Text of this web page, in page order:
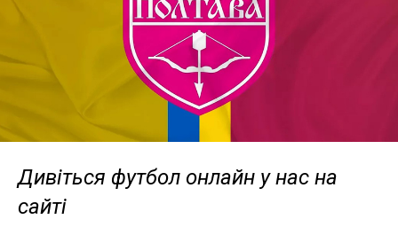
Дивіться футбол онлайн у нас на
сайті